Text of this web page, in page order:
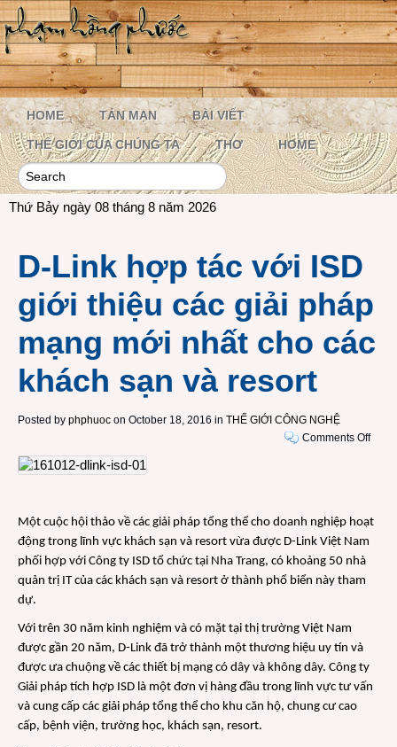
HOME TẢN MẠN BÀI VIẾT
THẾ GIỚI CỦA CHÚNG TA THƠ HOME
Thứ Bảy ngày 08 tháng 8 năm 2026
D-Link hợp tác với ISD
giới thiệu các giải pháp
mạng mới nhất cho các
khách sạn và resort
Posted by phphuoc on October 18, 2016 in THẾ GIỚI CÔNG NGHỆ
Comments Offon
với
nhất
Một cuộc hội thảo về các giải pháp tổng thể cho doanh nghiệp hoạt
động trong lĩnh vực khách sạn và resort vừa được D-Link Việt Nam
phối hợp với Công ty ISD tổ chức tại Nha Trang, có khoảng 50 nhà
quản trị IT của các khách sạn và resort ở thành phổ biển này tham
dự.
Với trên 30 năm kinh nghiệm và có mặt tại thị trường Việt Nam
được gần 20 năm, D-Link đã trở thành một thương hiệu uy tín và
được ưa chuộng về các thiết bị mạng có dây và không dây. Công ty
Giải pháp tích hợp ISD là một đơn vị hàng đầu trong lĩnh vực tư vấn
và cung cấp các giải pháp tổng thể cho khu căn hộ, chung cư cao
cấp, bệnh viện, trường học, khách sạn, resort.